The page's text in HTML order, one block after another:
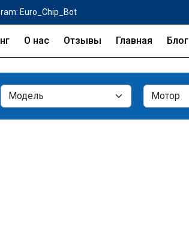
Euro_Chip_Bot
О нас Отзывы Главная Блог